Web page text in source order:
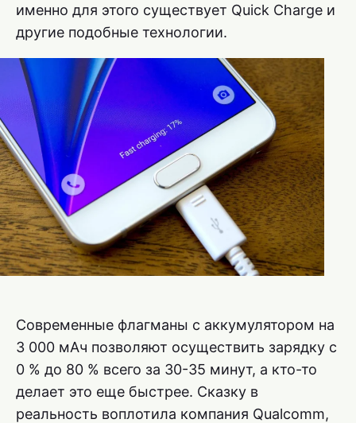
именно для этого существует Quick Charge и
другие подобные технологии.
Современные флагманы с аккумулятором на
3 000 мАч позволяют осуществить зарядку с
0 % до 80 % всего за 30-35 минут, а кто-то
делает это еще быстрее. Сказку в
реальность воплотила компания Qualcomm,